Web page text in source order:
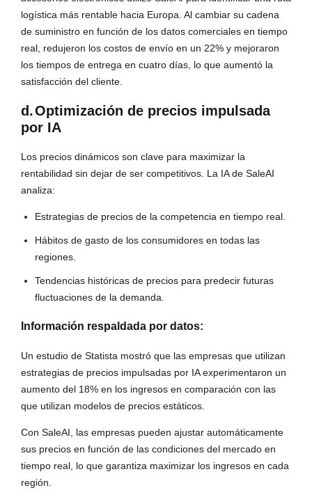
logística más rentable hacia Europa. Al cambiar su cadena
de suministro en función de los datos comerciales en tiempo
real, redujeron los costos de envío en un 22% y mejoraron
los tiempos de entrega en cuatro días, lo que aumentó la
satisfacción del cliente.
d.Optimización de precios impulsada
por IA
Los precios dinámicos son clave para maximizar la
rentabilidad sin dejar de ser competitivos. La IA de SaleAI
analiza:
Estrategias de precios de la competencia en tiempo real.
Hábitos de gasto de los consumidores en todas las
regiones.
Tendencias históricas de precios para predecir futuras
fluctuaciones de la demanda.
Información respaldada por datos:
Un estudio de Statista mostró que las empresas que utilizan
estrategias de precios impulsadas por IA experimentaron un
aumento del 18% en los ingresos en comparación con las
que utilizan modelos de precios estáticos.
Con SaleAI, las empresas pueden ajustar automáticamente
sus precios en función de las condiciones del mercado en
tiempo real, lo que garantiza maximizar los ingresos en cada
región.